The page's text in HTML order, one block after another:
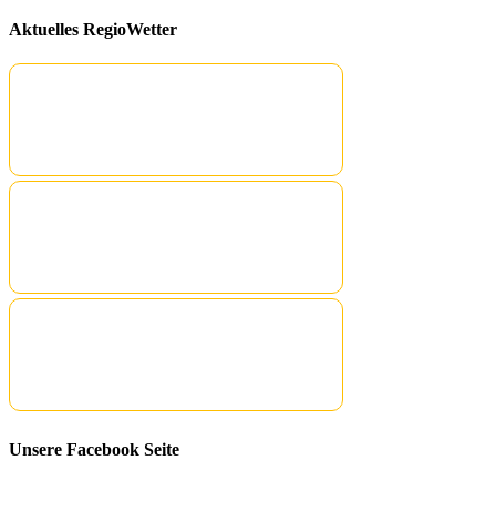
Aktuelles RegioWetter
Unsere Facebook Seite